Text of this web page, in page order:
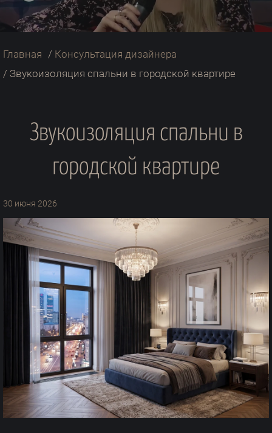
Главная / Консультация дизайнера
/ Звукоизоляция спальни в городской квартире
Звукоизоляция спальни в
городской квартире
30 июня 2026